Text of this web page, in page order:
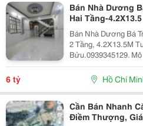
Bán Nhà Dương
Hai Tầng-
Bán Nhà Dương Bá
2 Tầng, 4.2X13.5M
Bửu.0939345129.
Tầng Btct Kiên Cố, 2
Trạc Thông Tạ
Tần, Dạ...
6 tỷ Hồ Chí
Cần Bán Nhanh
Điềm Thượng,